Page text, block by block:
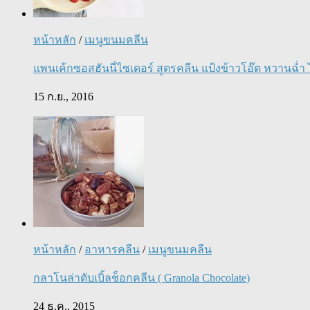
หน้าหลัก / เมนูขนมคลีน
แพนเค้กซอสฮันนี่ไซเดอร์ สูตรคลีน แป้งข้าวโอ๊ต หวานฉ่ำ
15 ก.ย., 2016
หน้าหลัก / อาหารคลีน / เมนูขนมคลีน
กลาโนล่าดับเบิ้ลช็อกคลีน ( Granola Chocolate)
24 ธ.ค., 2015